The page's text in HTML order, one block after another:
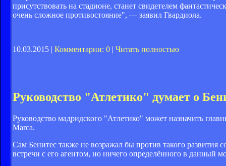
присутствовать на стадионе, станет свидетелем
очень сложное противостояние", — заявил Гвардиола.
10.03.2015 | Комментарии: 0 | Читать полностью
Руководство "Атлетико" думает о
Руководство мадридского "Атлетико" может назначить
Marca.
Сам Бенитес также не возражал бы против такого развития
встречи с его агентом, но ничего определённого в данный